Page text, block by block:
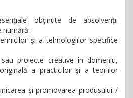
obţinute de absolvenţii
numără:
şi a tehnologiilor specifice
proiecte creative în domeniu,
a practicilor şi a teoriilor
şi promovarea produsului /